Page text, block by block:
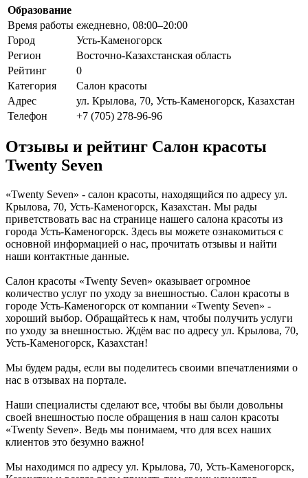
Образование
Время работы ежедневно, 08:00–20:00
Город
Усть-Каменогорск
Регион
Восточно-Казахстанская область
Рейтинг
0
Категория
Салон красоты
Адрес
ул. Крылова, 70, Усть-Каменогорск, Казахстан
Телефон
+7 (705) 278-96-96
Отзывы и рейтинг Салон красоты
Twenty Seven
«Twenty Seven» - салон красоты, находящийся по адресу ул.
Крылова, 70, Усть-Каменогорск, Казахстан. Мы рады
приветствовать вас на странице нашего салона красоты из
города Усть-Каменогорск. Здесь вы можете ознакомиться с
основной информацией о нас, прочитать отзывы и найти
наши контактные данные.
Салон красоты «Twenty Seven» оказывает огромное
количество услуг по уходу за внешностью. Салон красоты в
городе Усть-Каменогорск от компании «Twenty Seven» -
хороший выбор. Обращайтесь к нам, чтобы получить услуги
по уходу за внешностью. Ждём вас по адресу ул. Крылова, 70,
Усть-Каменогорск, Казахстан!
Мы будем рады, если вы поделитесь своими впечатлениями о
нас в отзывах на портале.
Наши специалисты сделают все, чтобы вы были довольны
своей внешностью после обращения в наш салон красоты
«Twenty Seven». Ведь мы понимаем, что для всех наших
клиентов это безумно важно!
Мы находимся по адресу ул. Крылова, 70, Усть-Каменогорск,